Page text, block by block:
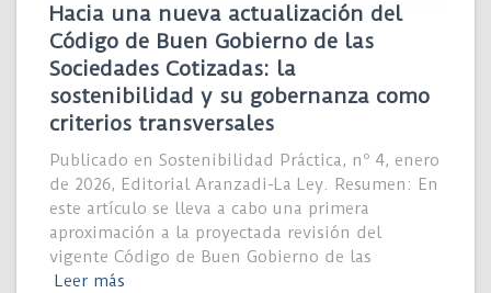
Hacia una nueva actualización del
Código de Buen Gobierno de las
Sociedades Cotizadas: la
sostenibilidad y su gobernanza como
criterios transversales
Publicado en Sostenibilidad Práctica, nº 4, enero
de 2026, Editorial Aranzadi-La Ley. Resumen: En
este artículo se lleva a cabo una primera
aproximación a la proyectada revisión del
vigente Código de Buen Gobierno de las
Leer más